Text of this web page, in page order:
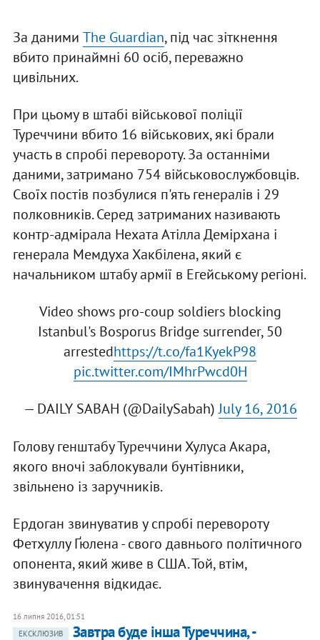
За даними The Guardian, під час зіткнення
вбито принаймні 60 осіб, переважно
цивільних.
При цьому в штабі військової поліції
Туреччини вбито 16 військових, які брали
участь в спробі перевороту. За останніми
даними, затримано 754 військовослужбовців.
Своїх постів позбулися п'ять генералів і 29
полковників. Серед затриманих називають
контр-адмірала Нехата Атілла Демірхана і
генерала Мемдуха Хакбілена, який є
начальником штабу армії в Егейському регіоні.
Video shows pro-coup soldiers blocking
Istanbul's Bosporus Bridge surrender, 50
arrestedhttps://t.co/fa1KyekP98
pic.twitter.com/IMhrPwcd0H
— DAILY SABAH (@DailySabah)July 16, 2016
Голову генштабу Туреччини Хулуса Акара,
якого вночі заблокували бунтівники,
звільнено із заручників.
Ердоган звинуватив у спробі перевороту
Фетхуллу Ґюлена - свого давнього політичного
опонента, який живе в США. Той, втім,
звинувачення відкидає.
16 липня 2016, 01:51
ЕКСКЛЮЗИВ
Завтра буде інша Туреччина, -